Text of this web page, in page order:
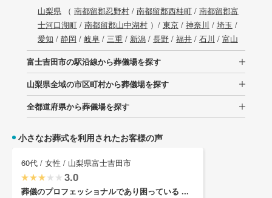
山梨県（ 南都留郡忍野村/ 南都留郡西桂町/ 南都留郡富
士河口湖町/ 南都留郡山中湖村）/ 東京/ 神奈川 / 埼玉 /
愛知 / 静岡 / 岐阜/ 三重/ 新潟/ 長野/ 福井/ 石川 / 富山
富士吉田市の駅沿線から葬儀場を探す
山梨県全域の市区町村から葬儀場を探す
全都道府県から葬儀場を探す
小さなお葬式を利用されたお客様の声
60代 / 女性 / 山梨県富士吉田市
3.0
葬儀のプロフェッショナルであり困っている ...